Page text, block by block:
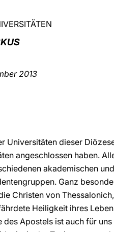
2013
Universitäten dieser
angeschlossen haben.
akademischen
Ganz
Christen von
Heiligkeit ihres
Apostels ist auch für